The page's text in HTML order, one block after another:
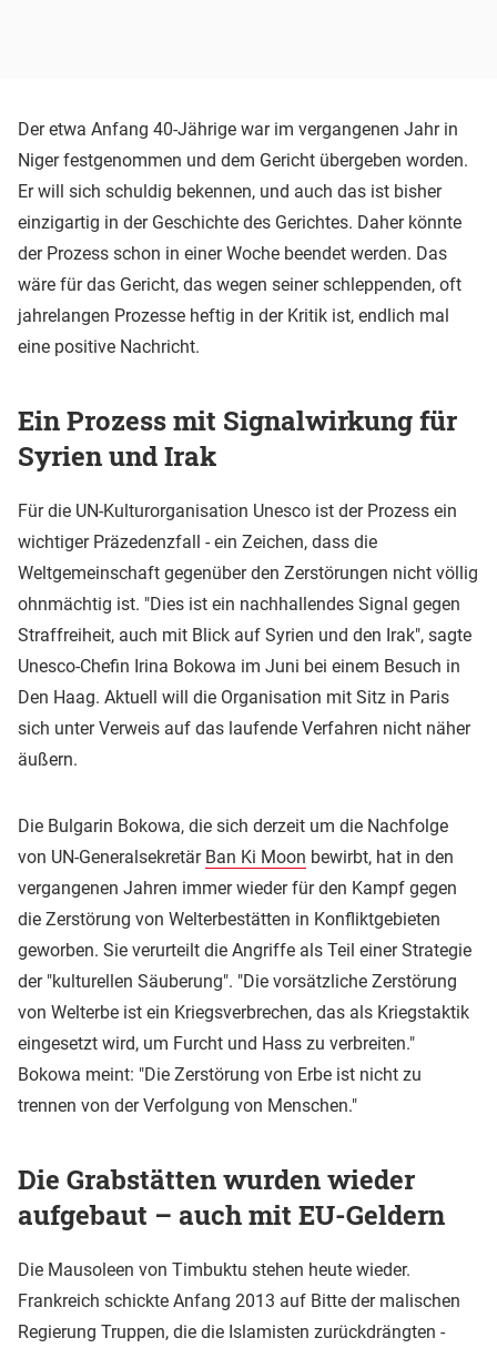
Der etwa Anfang 40-Jährige war im vergangenen Jahr in
Niger festgenommen und dem Gericht übergeben worden.
Er will sich schuldig bekennen, und auch das ist bisher
einzigartig in der Geschichte des Gerichtes. Daher könnte
der Prozess schon in einer Woche beendet werden. Das
wäre für das Gericht, das wegen seiner schleppenden, oft
jahrelangen Prozesse heftig in der Kritik ist, endlich mal
eine positive Nachricht.
Ein Prozess mit Signalwirkung für
Syrien und Irak
Für die UN-Kulturorganisation Unesco ist der Prozess ein
wichtiger Präzedenzfall - ein Zeichen, dass die
Weltgemeinschaft gegenüber den Zerstörungen nicht völlig
ohnmächtig ist. "Dies ist ein nachhallendes Signal gegen
Straffreiheit, auch mit Blick auf Syrien und den Irak", sagte
Unesco-Chefin Irina Bokowa im Juni bei einem Besuch in
Den Haag. Aktuell will die Organisation mit Sitz in Paris
sich unter Verweis auf das laufende Verfahren nicht näher
äußern.
Die Bulgarin Bokowa, die sich derzeit um die Nachfolge
von UN-Generalsekretär Ban Ki Moon bewirbt, hat in den
vergangenen Jahren immer wieder für den Kampf gegen
die Zerstörung von Welterbestätten in Konfliktgebieten
geworben. Sie verurteilt die Angriffe als Teil einer Strategie
der "kulturellen Säuberung". "Die vorsätzliche Zerstörung
von Welterbe ist ein Kriegsverbrechen, das als Kriegstaktik
eingesetzt wird, um Furcht und Hass zu verbreiten."
Bokowa meint: "Die Zerstörung von Erbe ist nicht zu
trennen von der Verfolgung von Menschen."
Die Grabstätten wurden wieder
aufgebaut – auch mit EU-Geldern
Die Mausoleen von Timbuktu stehen heute wieder.
Frankreich schickte Anfang 2013 auf Bitte der malischen
Regierung Truppen, die die Islamisten zurückdrängten -